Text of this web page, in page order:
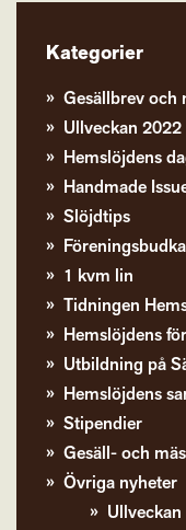
Kategorier
Gesällbrev och
Ullveckan 2022
Hemslöjdens
Handmade
Slöjdtips
1 kvm lin
Tidningen
Hemslöjdens
Utbildning på
Hemslöjdens
Stipendier
Gesäll- och
Övriga nyheter
Ullveckan